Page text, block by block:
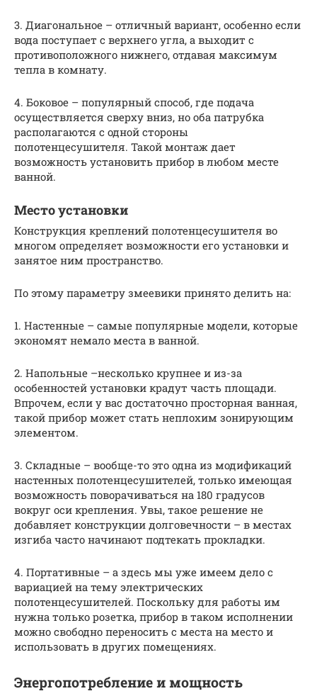
3. Диагональное – отличный вариант, особенно если
вода поступает с верхнего угла, а выходит с
противоположного нижнего, отдавая максимум
тепла в комнату.
4. Боковое – популярный способ, где подача
осуществляется сверху вниз, но оба патрубка
располагаются с одной стороны
полотенцесушителя. Такой монтаж дает
возможность установить прибор в любом месте
ванной.
Место установки
Конструкция креплений полотенцесушителя во
многом определяет возможности его установки и
занятое ним пространство.
По этому параметру змеевики принято делить на:
1. Настенные – самые популярные модели, которые
экономят немало места в ванной.
2. Напольные –несколько крупнее и из-за
особенностей установки крадут часть площади.
Впрочем, если у вас достаточно просторная ванная,
такой прибор может стать неплохим зонирующим
элементом.
3. Складные – вообще-то это одна из модификаций
настенных полотенцесушителей, только имеющая
возможность поворачиваться на 180 градусов
вокруг оси крепления. Увы, такое решение не
добавляет конструкции долговечности – в местах
изгиба часто начинают подтекать прокладки.
4. Портативные – а здесь мы уже имеем дело с
вариацией на тему электрических
полотенцесушителей. Поскольку для работы им
нужна только розетка, прибор в таком исполнении
можно свободно переносить с места на место и
использовать в других помещениях.
Энергопотребление и мощность